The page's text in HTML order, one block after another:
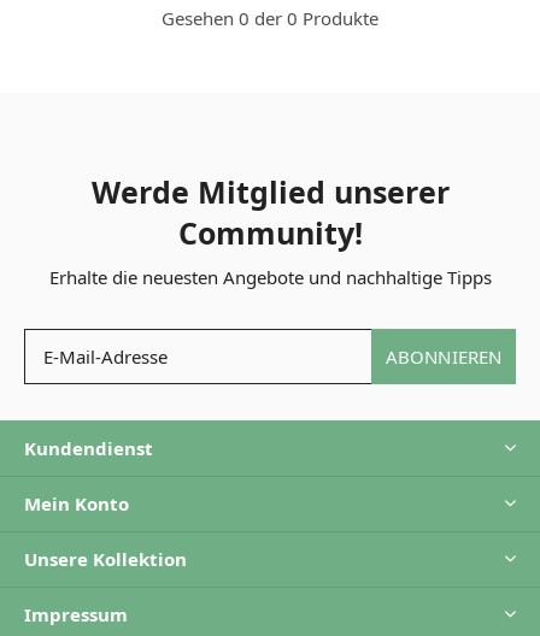
Gesehen 0 der 0 Produkte
Werde Mitglied unserer
Community!
Erhalte die neuesten Angebote und nachhaltige Tipps
ABONNIEREN
Kundendienst
Mein Konto
Unsere Kollektion
Impressum